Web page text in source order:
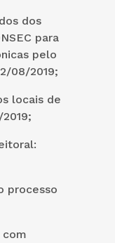
dos
para
pelo
08/2019;
locais de
processo
com